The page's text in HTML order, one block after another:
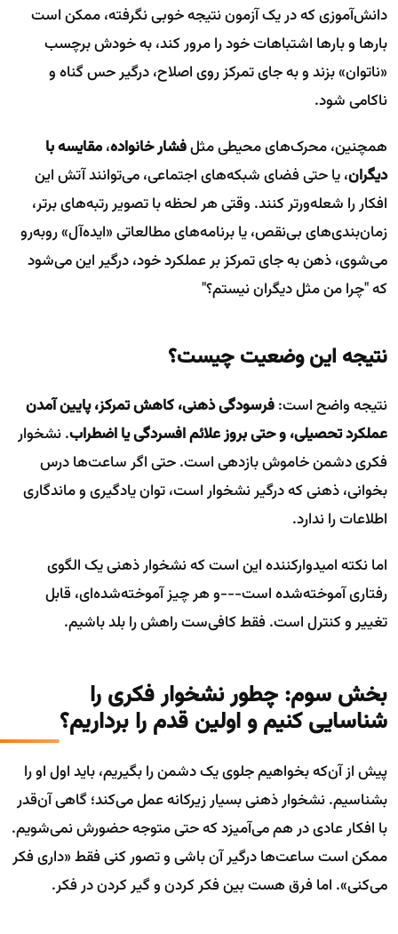
دانش‌آموزی که در یک آزمون نتیجه خوبی نگرفته، ممکن است
بارها و بارها اشتباهات خود را مرور کند، به خودش برچسب
«ناتوان» بزند و به جای تمرکز روی اصلاح، درگیر حس گناه و
ناکامی شود.
همچنین، محرک‌های محیطی مثلفشار خانواده،مقایسه با
دیگران، یا حتی فضای شبکه‌های اجتماعی، می‌توانند آتش این
افکار را شعله‌ورتر کنند. وقتی هر لحظه با تصویر رتبه‌های برتر،
زمان‌بندی‌های بی‌نقص، یا برنامه‌های مطالعاتی «ایده‌آل» روبه‌رو
می‌شوی، ذهن به جای تمرکز بر عملکرد خود، درگیر این می‌شود
که "چرا من مثل دیگران نیستم؟"
نتیجه این وضعیت چیست؟
نتیجه واضح است:فرسودگی ذهنی، کاهش تمرکز، پایین آمدن
عملکرد تحصیلی، و حتی بروز علائم افسردگی یا اضطراب. نشخوار
فکری دشمن خاموش بازدهی است. حتی اگر ساعت‌ها درس
بخوانی، ذهنی که درگیر نشخوار است، توان یادگیری و ماندگاری
اطلاعات را ندارد.
اما نکته امیدوارکننده این است که نشخوار ذهنی یک الگوی
رفتاری آموخته‌شده است---و هر چیز آموخته‌شده‌ای، قابل
تغییر و کنترل است. فقط کافی‌ست راهش را بلد باشیم.
بخش سوم: چطور نشخوار فکری را
شناسایی کنیم و اولین قدم را برداریم؟
پیش از آن‌که بخواهیم جلوی یک دشمن را بگیریم، باید اول او را
بشناسیم. نشخوار ذهنی بسیار زیرکانه عمل می‌کند؛ گاهی آن‌قدر
با افکار عادی در هم می‌آمیزد که حتی متوجه حضورش نمی‌شویم.
ممکن است ساعت‌ها درگیر آن باشی و تصور کنی فقط «داری فکر
می‌کنی». اما فرق هست بین فکر کردن و گیر کردن در فکر.